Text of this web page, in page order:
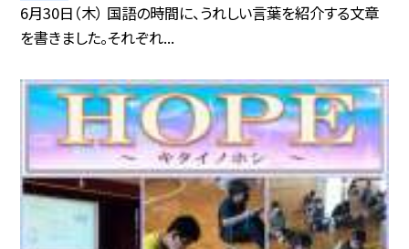
6月30日（木） 国語の時間に、うれしい言葉を紹介する文章
を書きました。それぞれ...